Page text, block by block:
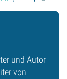
und Autor
von